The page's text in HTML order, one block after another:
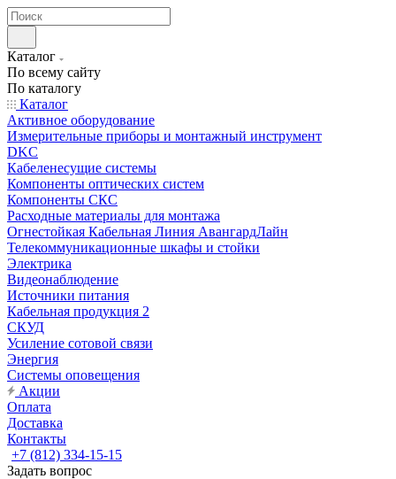
Каталог
По всему сайту
По каталогу
Каталог
Активное оборудование
Измерительные приборы и монтажный инструмент
DKC
Кабеленесущие системы
Компоненты оптических систем
Компоненты СКС
Расходные материалы для монтажа
Огнестойкая Кабельная Линия АвангардЛайн
Телекоммуникационные шкафы и стойки
Электрика
Видеонаблюдение
Источники питания
Кабельная продукция 2
СКУД
Усиление сотовой связи
Энергия
Системы оповещения
Акции
Оплата
Доставка
Контакты
+7 (812) 334-15-15
Задать вопрос